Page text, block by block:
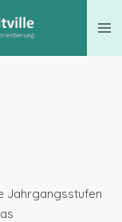
Jahrgangsstufen